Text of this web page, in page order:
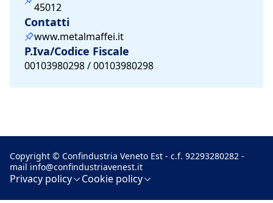
45012
Contatti
www.metalmaffei.it
P.Iva/Codice Fiscale
00103980298 / 00103980298
Copyright © Confindustria Veneto Est - c.f. 92293280282 -
mail info@confindustriavenest.it
Privacy policy Cookie policy